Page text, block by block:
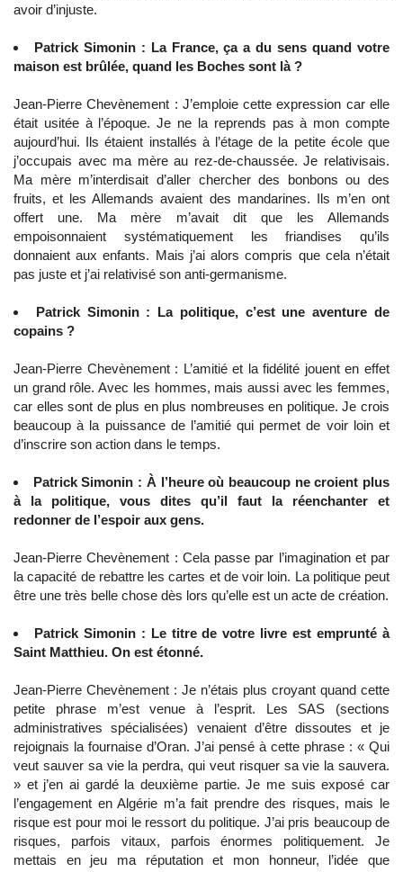
avoir d’injuste.
Patrick Simonin : La France, ça a du sens quand votre
maison est brûlée, quand les Boches sont là ?
Jean-Pierre Chevènement : J’emploie cette expression car elle
était usitée à l’époque. Je ne la reprends pas à mon compte
aujourd’hui. Ils étaient installés à l’étage de la petite école que
j’occupais avec ma mère au rez-de-chaussée. Je relativisais.
Ma mère m’interdisait d’aller chercher des bonbons ou des
fruits, et les Allemands avaient des mandarines. Ils m’en ont
offert une. Ma mère m’avait dit que les Allemands
empoisonnaient systématiquement les friandises qu’ils
donnaient aux enfants. Mais j’ai alors compris que cela n’était
pas juste et j’ai relativisé son anti-germanisme.
Patrick Simonin : La politique, c’est une aventure de
copains ?
Jean-Pierre Chevènement : L’amitié et la fidélité jouent en effet
un grand rôle. Avec les hommes, mais aussi avec les femmes,
car elles sont de plus en plus nombreuses en politique. Je crois
beaucoup à la puissance de l’amitié qui permet de voir loin et
d’inscrire son action dans le temps.
Patrick Simonin : À l’heure où beaucoup ne croient plus
à la politique, vous dites qu’il faut la réenchanter et
redonner de l’espoir aux gens.
Jean-Pierre Chevènement : Cela passe par l’imagination et par
la capacité de rebattre les cartes et de voir loin. La politique peut
être une très belle chose dès lors qu’elle est un acte de création.
Patrick Simonin : Le titre de votre livre est emprunté à
Saint Matthieu. On est étonné.
Jean-Pierre Chevènement : Je n’étais plus croyant quand cette
petite phrase m’est venue à l’esprit. Les SAS (sections
administratives spécialisées) venaient d’être dissoutes et je
rejoignais la fournaise d’Oran. J’ai pensé à cette phrase : « Qui
veut sauver sa vie la perdra, qui veut risquer sa vie la sauvera.
» et j’en ai gardé la deuxième partie. Je me suis exposé car
l’engagement en Algérie m’a fait prendre des risques, mais le
risque est pour moi le ressort du politique. J’ai pris beaucoup de
risques, parfois vitaux, parfois énormes politiquement. Je
mettais en jeu ma réputation et mon honneur, l’idée que